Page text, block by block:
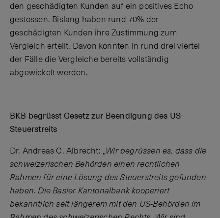
den geschädigten Kunden auf ein positives Echo
gestossen. Bislang haben rund 70% der
geschädigten Kunden ihre Zustimmung zum
Vergleich erteilt. Davon konnten in rund drei viertel
der Fälle die Vergleiche bereits vollständig
abgewickelt werden.
BKB begrüsst Gesetz zur Beendigung des US-
Steuerstreits
Dr. Andreas C. Albrecht: „Wir begrüssen es, dass die
schweizerischen Behörden einen rechtlichen
Rahmen für eine Lösung des Steuerstreits gefunden
haben. Die Basler Kantonalbank kooperiert
bekanntlich seit längerem mit den US-Behörden im